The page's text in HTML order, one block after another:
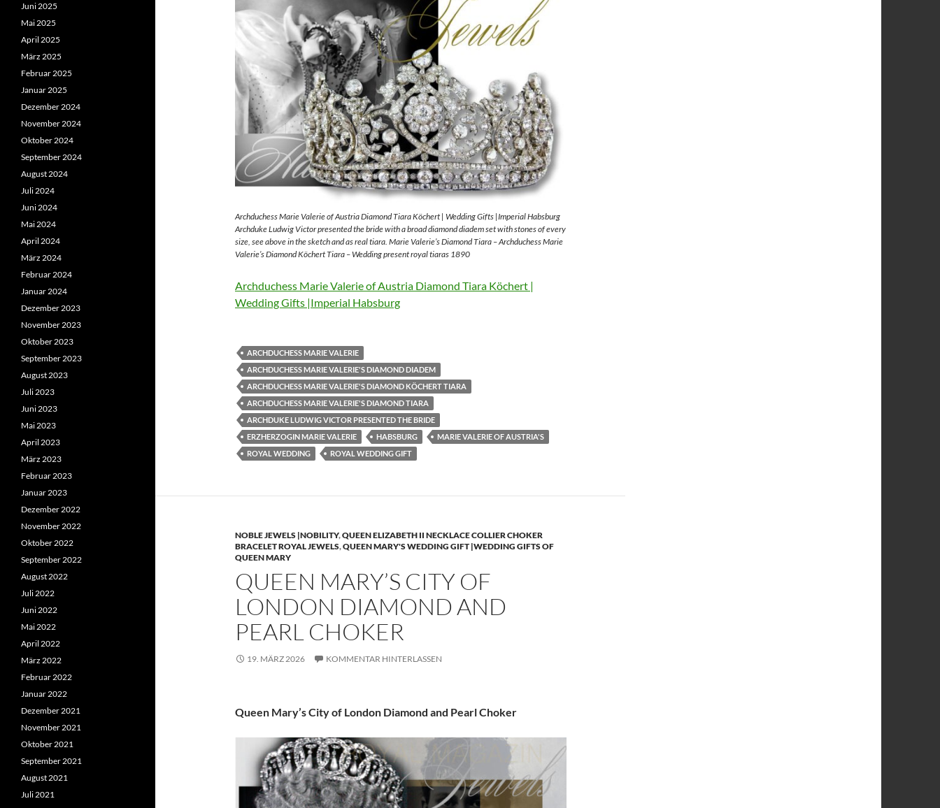
Archduchess Marie Valerie of Austria Diamond Tiara Köchert | Wedding Gifts |Imperial Habsburg
Archduke Ludwig Victor presented the bride with a broad diamond diadem set with stones of every
size, see above in the sketch and as real tiara. Marie Valerie’s Diamond Tiara – Archduchess Marie
Valerie’s Diamond Köchert Tiara – Wedding present royal tiaras 1890
Archduchess Marie Valerie of Austria Diamond Tiara Köchert |
Wedding Gifts |Imperial Habsburg
ARCHDUCHESS MARIE VALERIE
ARCHDUCHESS MARIE VALERIE'S DIAMOND DIADEM
ARCHDUCHESS MARIE VALERIE'S DIAMOND KÖCHERT TIARA
ARCHDUCHESS MARIE VALERIE'S DIAMOND TIARA
ARCHDUKE LUDWIG VICTOR PRESENTED THE BRIDE
ERZHERZOGIN MARIE VALERIE
HABSBURG
MARIE VALERIE OF AUSTRIA'S
ROYAL WEDDING
ROYAL WEDDING GIFT
NOBLE JEWELS |NOBILITY,QUEEN ELIZABETH II NECKLACE COLLIER CHOKER
BRACELET ROYAL JEWELS,QUEEN MARY'S WEDDING GIFT |WEDDING GIFTS OF
QUEEN MARY
QUEEN MARY’S CITY OF
LONDON DIAMOND AND
PEARL CHOKER
19. MÄRZ 2026 KOMMENTAR HINTERLASSEN
Queen Mary’s City of London Diamond and Pearl Choker
Juni 2025
Mai 2025
April 2025
März 2025
Februar 2025
Januar 2025
Dezember 2024
November 2024
Oktober 2024
September 2024
August 2024
Juli 2024
Juni 2024
Mai 2024
April 2024
März 2024
Februar 2024
Januar 2024
Dezember 2023
November 2023
Oktober 2023
September 2023
August 2023
Juli 2023
Juni 2023
Mai 2023
April 2023
März 2023
Februar 2023
Januar 2023
Dezember 2022
November 2022
Oktober 2022
September 2022
August 2022
Juli 2022
Juni 2022
Mai 2022
April 2022
März 2022
Februar 2022
Januar 2022
Dezember 2021
November 2021
Oktober 2021
September 2021
August 2021
Juli 2021